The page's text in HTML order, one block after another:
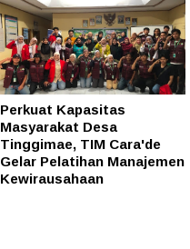
Perkuat Kapasitas
Masyarakat Desa
Tinggimae, TIM Cara'de
Gelar Pelatihan Manajemen
Kewirausahaan